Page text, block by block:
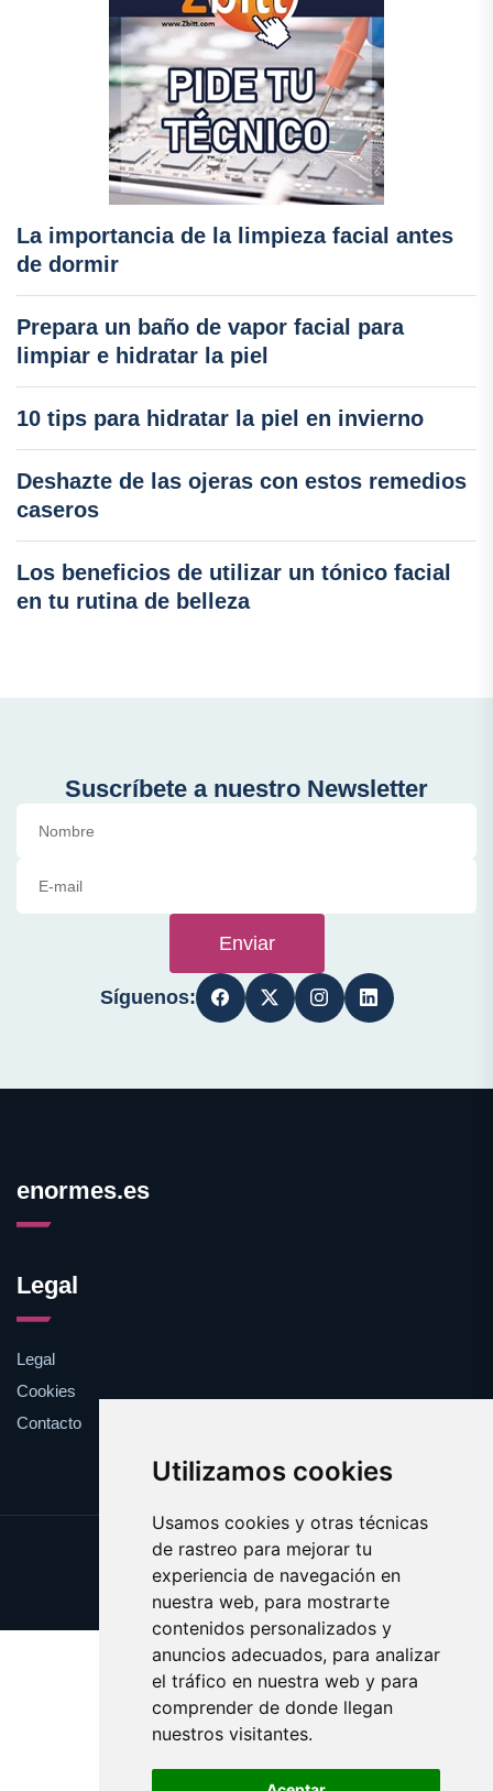
Utilizamos cookies
Usamos cookies y otras técnicas
de rastreo para mejorar tu
experiencia de navegación en
nuestra web, para mostrarte
contenidos personalizados y
anuncios adecuados, para analizar
el tráfico en nuestra web y para
comprender de donde llegan
nuestros visitantes.
La importancia de la limpieza facial antes
de dormir
Prepara un baño de vapor facial para
limpiar e hidratar la piel
10 tips para hidratar la piel en invierno
Deshazte de las ojeras con estos remedios
caseros
Los beneficios de utilizar un tónico facial
en tu rutina de belleza
Suscríbete a nuestro Newsletter
Enviar
Síguenos:
enormes.es
Legal
Legal
Cookies
Contacto
Update cookies preferences
Copyright © 2025 enormes.es